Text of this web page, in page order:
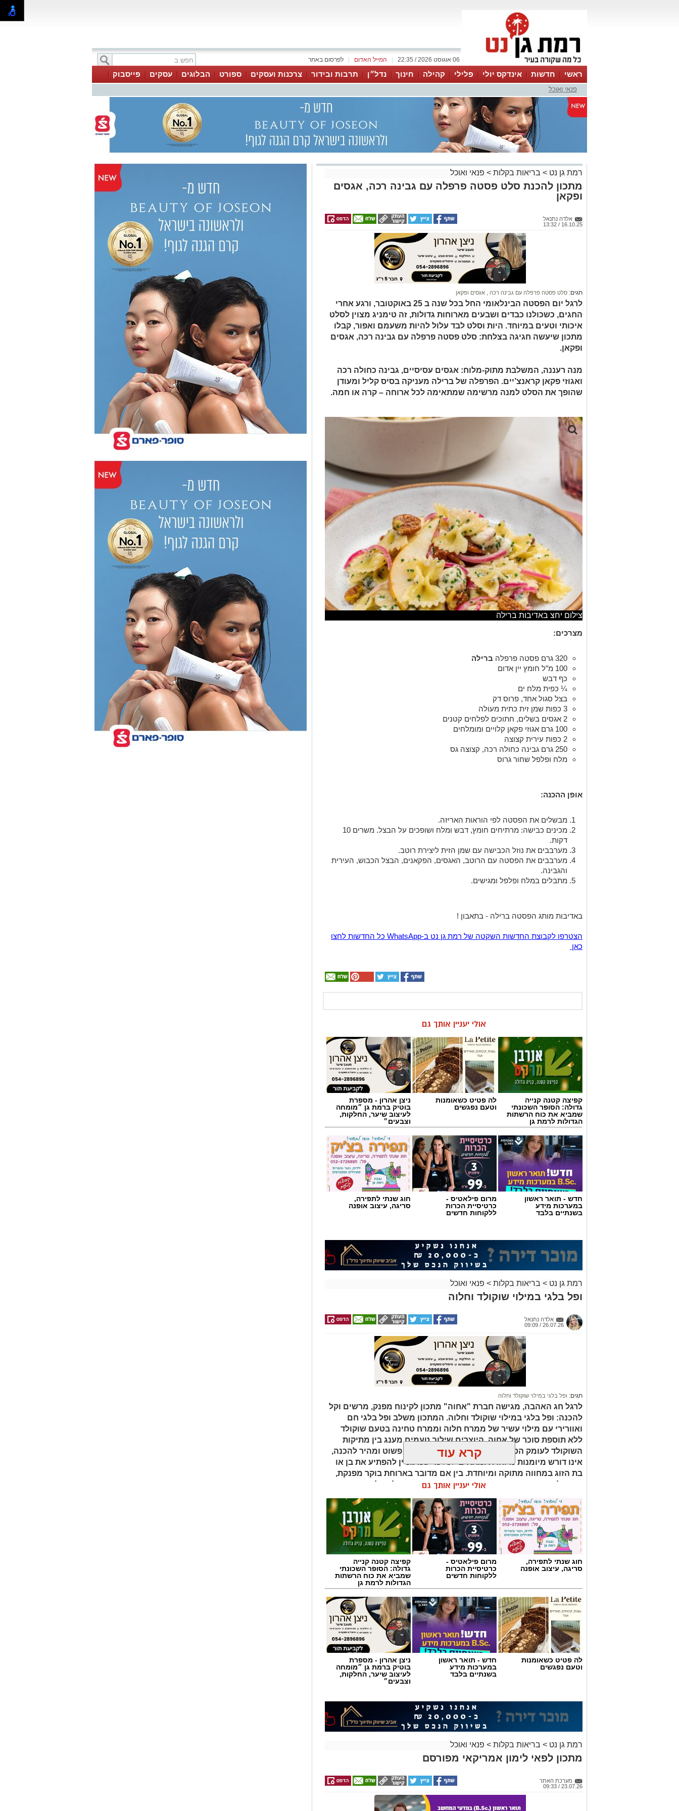
לפרסום באתר המייל האדום 06 אוגוסט 2026 / 22:35
ראשי חדשות אינדקס יולי פלילי קהילה חינוך נדל״ן תרבות ובידור צרכנות ועסקים ספורט הבלוגים עסקים
פייסבוק
ווטסאפ
פנאי ואוכל
רמת גן נט > בריאות בקלות > פנאי ואוכל
מתכון להכנת סלט פסטה פרפלה עם גבינה רכה, אגסים
ופקאן
אלדה נתנאל
16.10.25 / 13:32
תגים: סלט פסטה פרפלה עם גבינה רכה אגסים ופקאן
לרגל יום הפסטה הבינלאומי החל בכל שנה ב 25 באוקטובר, ורגע אחרי
החגים, כשכולנו כבדים ושבעים מארוחות גדולות, זה טימניג מצוין לסלט
איכותי וטעים במיוחד. היות וסלט לבד עלול להיות משעמם ואפור, קבלו
מתכון שיעשה חגיגה בצלחת: סלט פסטה פרפלה עם גבינה רכה, אגסים
ופקאן.
מנה רעננה, המשלבת מתוק-מלוח: אגסים עסיסיים, גבינה כחולה רכה
ואגוזי פקאן קראנצ’יים. הפרפלה של ברילה מעניקה בסיס קליל ומעודן
שהופך את הסלט למנה מרשימה שמתאימה לכל ארוחה – קרה או חמה.
צילום יחצ באדיבות ברילה
מצרכים:
320 גרם פסטה פרפלה
ברילה
100 מ”ל חומץ יין אדום
כף דבש
¼ כפית מלח ים
בצל סגול אחד, פרוס דק
3 כפות שמן זית כתית מעולה
2 אגסים בשלים, חתוכים לפלחים קטנים
100 גרם אגוזי פקאן קלויים ומומלחים
2 כפות עירית קצוצה
250 גרם גבינה כחולה רכה, קצוצה גס
מלח ופלפל שחור גרוס
אופן ההכנה:
מבשלים את הפסטה לפי הוראות האריזה.
מכינים כבישה: מרתיחים חומץ, דבש ומלח ושופכים על הבצל. משרים 10
דקות.
מערבבים את נוזל הכבישה עם שמן הזית ליצירת רוטב.
מערבבים את הפסטה עם הרוטב, האגסים, הפקאנים, הבצל הכבוש, העירית
והגבינה.
מתבלים במלח ופלפל ומגישים.
באדיבות מותג הפסטה ברילה - בתאבון !
הצטרפו לקבוצת החדשות השקטה של רמת גן נט ב-WhatsApp כל החדשות לחצו
כאן
אולי יעניין אותך גם
קפיצה קטנה קנייה
גדולה: הסופר השכונתי
שמביא את כוח הרשתות
הגדולות לרמת גן
לה פטיט כשאומנות
וטעם נפגשים
ניצן אהרון - מספרת
בוטיק ברמת גן ״מומחה
לעיצוב שיער, החלקות,
וצבעים״
חדש - תואר ראשון
במערכות מידע
בשנתיים בלבד
מרום פילאטיס -
כרטיסיית הכרות
ללקוחות חדשים
חוג שנתי לתפירה,
סריגה, עיצוב אופנה
רמת גן נט > בריאות בקלות > פנאי ואוכל
ופל בלגי במילוי שוקולד וחלוה
אלדה נתנאל
26.07.26 / 09:09
תגים: ופל בלגי במילוי שוקולד וחלוה
לרגל חג האהבה, מגישה חברת "אחוה" מתכון לקינוח מפנק, מרשים וקל
להכנה: ופל בלגי במילוי שוקולד וחלוה. המתכון משלב ופל בלגי חם
ואוורירי עם מילוי עשיר של ממרח חלוה וממרח טחינה בטעם שוקולד
ללא תוספת סוכר של אחוה, היוצרים שילוב טעמים מענג בין מתיקות
השוקולד לעומק הטעם הייחודי של החלוה. המתכון פשוט ומהיר להכנה,
אינו דורש מיומנות מיוחדת ומתאים לכל מי שמעוניין להפתיע את בן או
בת הזוג במחווה מתוקה ומיוחדת. בין אם מדובר בארוחת בוקר מפנקת,
קינוח לארוחה רומנטית או פינוק זוגי בסוף היום, הוופל הבלגי בטעם
ופל בלגי במילוי שוקולד וחלוה צילום הדס ניצן
מצרכים (לכ-4 ופלים גדולים ):
1 ו-1/2 כוסות קמח
1 כף סוכר
קרא עוד
אולי יעניין אותך גם
חוג שנתי לתפירה,
סריגה, עיצוב אופנה
מרום פילאטיס -
כרטיסיית הכרות
ללקוחות חדשים
קפיצה קטנה קנייה
גדולה: הסופר השכונתי
שמביא את כוח הרשתות
הגדולות לרמת גן
לה פטיט כשאומנות
וטעם נפגשים
חדש - תואר ראשון
במערכות מידע
בשנתיים בלבד
ניצן אהרון - מספרת
בוטיק ברמת גן ״מומחה
לעיצוב שיער, החלקות,
וצבעים״
רמת גן נט > בריאות בקלות > פנאי ואוכל
מתכון לפאי לימון אמריקאי מפורסם
מערכת האתר
23.07.26 / 09:33